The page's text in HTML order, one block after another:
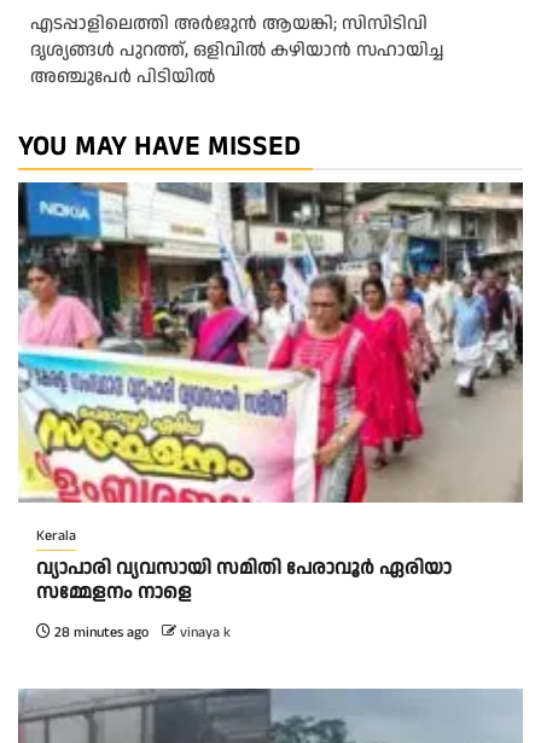
എടപ്പാളിലെത്തി അർജുൻ ആയങ്കി; സിസിടിവി
ദൃശ്യങ്ങൾ പുറത്ത്, ഒളിവിൽ കഴിയാൻ സഹായിച്ച
അഞ്ചുപേർ പിടിയിൽ
YOU MAY HAVE MISSED
Kerala
വ്യാപാരി വ്യവസായി സമിതി പേരാവൂർ ഏരിയാ
സമ്മേളനം നാളെ
28 minutes ago vinaya k